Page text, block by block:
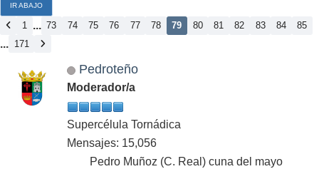
IR ABAJO
1 ... 73 74 75 76 77 78 79 80 81 82 83 84 85
... 171
Pedroteño
Moderador/a
Supercélula Tornádica
Mensajes: 15,056
Pedro Muñoz (C. Real) cuna del mayo